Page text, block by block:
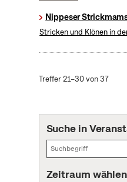
Nippeser
Stricken und Klönen in
Treffer 21–30 von 37
Suche in
Zeitraum wählen